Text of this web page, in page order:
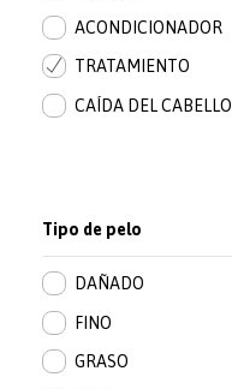
ACONDICIONADOR
TRATAMIENTO
CAÍDA DEL CABELLO
Tipo de pelo
DAÑADO
FINO
GRASO